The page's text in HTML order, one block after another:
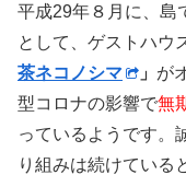
平成29年８月に、島
として、ゲストハウ
茶ネコノシマ
」 が
型コロナの影響で無
っているようです。
り組みは続けている